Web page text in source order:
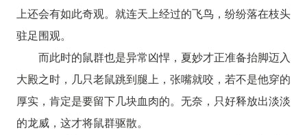
上还会有如此奇观。就连天上经过的飞鸟，纷纷落在枝头
驻足围观。
而此时的鼠群也是异常凶悍，夏妙才正准备抬脚迈入
大殿之时，几只老鼠跳到腿上，张嘴就咬，若不是他穿的
厚实，肯定是要留下几块血肉的。无奈，只好释放出淡淡
的龙威，这才将鼠群驱散。